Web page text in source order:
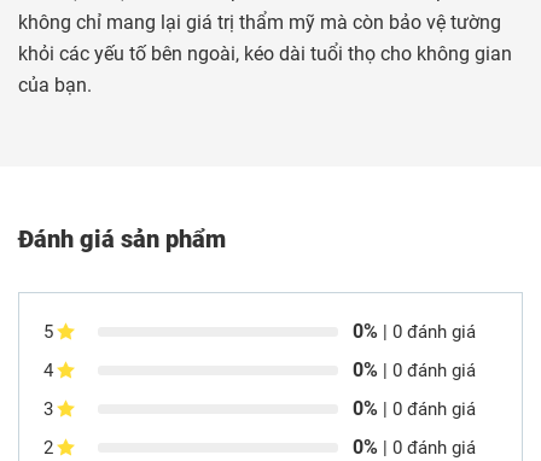
không chỉ mang lại giá trị thẩm mỹ mà còn bảo vệ tường
khỏi các yếu tố bên ngoài, kéo dài tuổi thọ cho không gian
của bạn.
Đánh giá sản phẩm
5 0% | 0 đánh giá
4
0% | 0 đánh giá
3
0% | 0 đánh giá
2
0% | 0 đánh giá